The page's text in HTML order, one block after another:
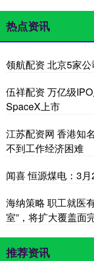
热点资讯
领航配资 北京5家
伍祥配资 万亿级
SpaceX上市
江苏配资网 香港知
不到工作经济困难
闻喜 恒源煤电：3
海纳策略 职工就医
室”，将扩大覆盖面
推荐资讯